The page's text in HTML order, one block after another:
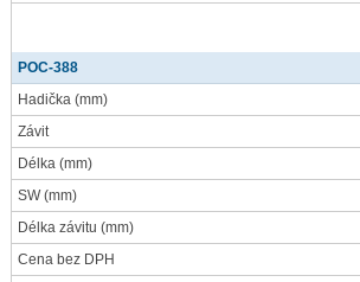
POC-388
Hadička (mm)
Závit
Délka (mm)
SW(mm)
Délka závitu (mm)
Cena bez DPH